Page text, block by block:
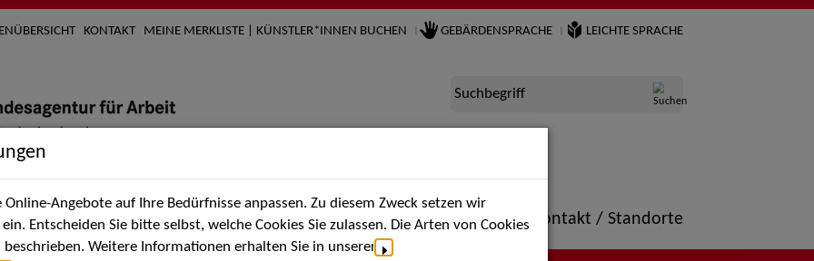
KONTAKT MEINE MERKLISTE | KÜNSTLER*INNEN BUCHEN GEBÄRDENSPRACHE LEICHTE SPRACHE
Suchbegriff
Künstler*innen Über uns Aktuelles Termine Portfolio Kontakt / Standorte
Angebote auf Ihre Bedürfnisse anpassen. Zu diesem Zweck setzen wir
Entscheiden Sie bitte selbst, welche Cookies Sie zulassen. Die Arten von Cookies
Weitere Informationen erhalten Sie in unserer